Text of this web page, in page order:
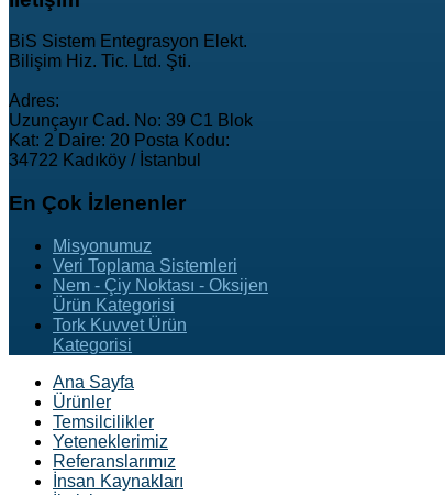
BiS Sistem Entegrasyon Elekt.
Bilişim Hiz. Tic. Ltd. Şti.
Adres:
Uzunçayır Cad. No: 39 C1 Blok
Kat: 2 Daire: 20 Posta Kodu:
34722 Kadıköy / İstanbul
En Çok İzlenenler
Misyonumuz
Veri Toplama Sistemleri
Nem - Çiy Noktası - Oksijen
Ürün Kategorisi
Tork Kuvvet Ürün
Kategorisi
Ana Sayfa
Ürünler
Temsilcilikler
Yeteneklerimiz
Referanslarımız
İnsan Kaynakları